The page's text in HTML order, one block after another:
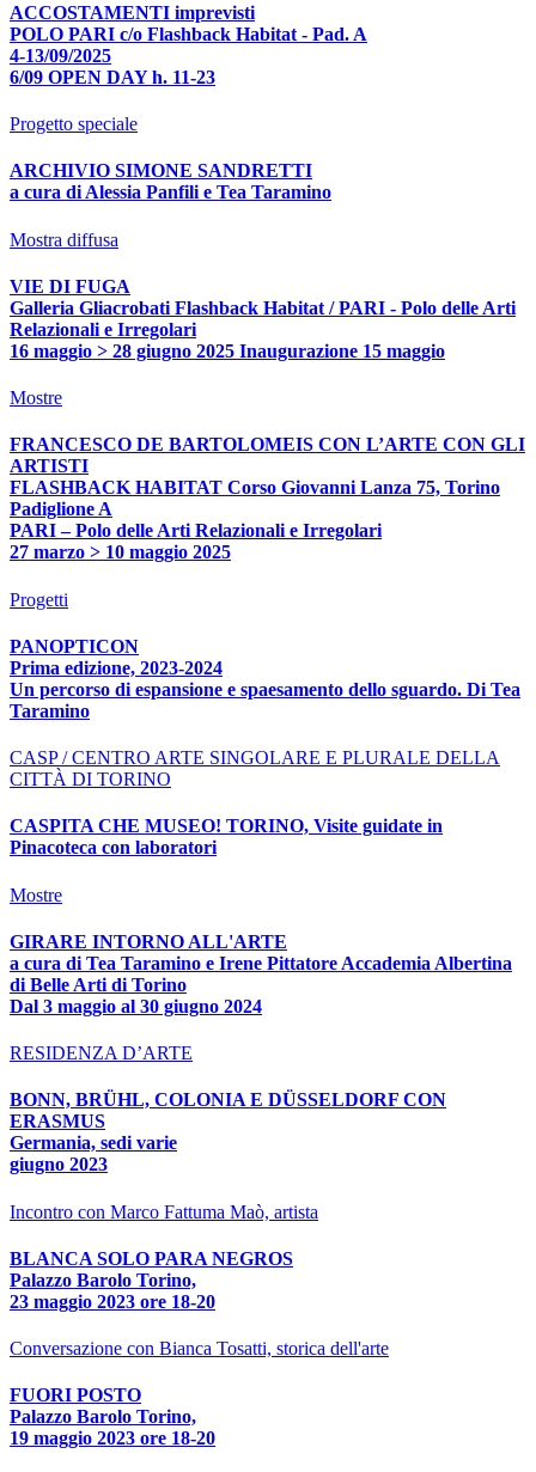
ACCOSTAMENTI imprevisti
POLO PARI c/o Flashback Habitat - Pad. A
4-13/09/2025
6/09 OPEN DAY h. 11-23
Progetto speciale
ARCHIVIO SIMONE SANDRETTI
a cura di Alessia Panfili e Tea Taramino
Mostra diffusa
VIE DI FUGA
Galleria Gliacrobati Flashback Habitat / PARI - Polo delle Arti
Relazionali e Irregolari
16 maggio > 28 giugno 2025 Inaugurazione 15 maggio
Mostre
FRANCESCO DE BARTOLOMEIS CON L’ARTE CON GLI
ARTISTI
FLASHBACK HABITAT Corso Giovanni Lanza 75, Torino
Padiglione A
PARI – Polo delle Arti Relazionali e Irregolari
27 marzo > 10 maggio 2025
Progetti
PANOPTICON
Prima edizione, 2023-2024
Un percorso di espansione e spaesamento dello sguardo. Di Tea
Taramino
CASP / CENTRO ARTE SINGOLARE E PLURALE DELLA
CITTÀ DI TORINO
CASPITA CHE MUSEO! TORINO, Visite guidate in
Pinacoteca con laboratori
Mostre
GIRARE INTORNO ALL'ARTE
a cura di Tea Taramino e Irene Pittatore Accademia Albertina
di Belle Arti di Torino
Dal 3 maggio al 30 giugno 2024
RESIDENZA D’ARTE
BONN, BRÜHL, COLONIA E DÜSSELDORF CON
ERASMUS
Germania, sedi varie
giugno 2023
Incontro con Marco Fattuma Maò, artista
BLANCA SOLO PARA NEGROS
Palazzo Barolo Torino,
23 maggio 2023 ore 18-20
Conversazione con Bianca Tosatti, storica dell'arte
FUORI POSTO
Palazzo Barolo Torino,
19 maggio 2023 ore 18-20